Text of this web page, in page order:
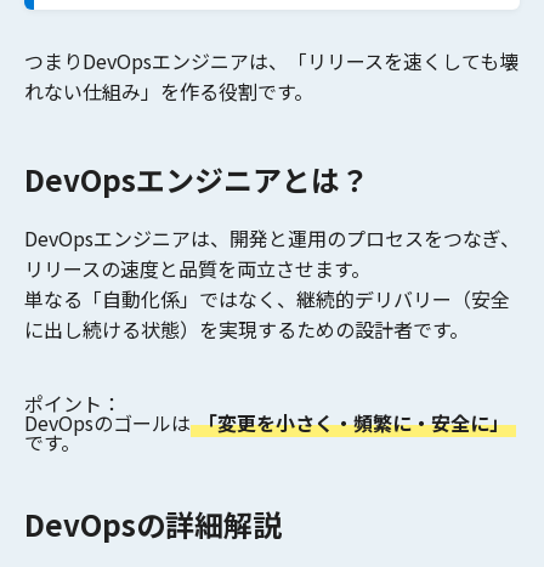
つまりDevOpsエンジニアは、
「リリースを速くしても壊
れない仕組み」 を作る役割です。
DevOpsエンジニアとは？
DevOpsエンジニアは、開発と運用のプロセスをつなぎ、
リリースの速度と品質を両立させます。
単なる「自動化係」ではなく、 継続的デリバリー（安全
に出し続ける状態） を実現するための設計者です。
ポイント：
DevOpsのゴールは 「変更を小さく・頻繁に・安全に」
です。
DevOpsの詳細解説